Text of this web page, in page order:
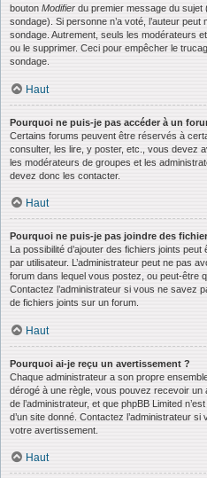
bouton Modifier du premier message du sujet
sondage). Si personne n’a voté, l’auteur
sondage. Autrement, seuls les modérateurs
ou le supprimer. Ceci pour empêcher le
sondage.
Haut
Pourquoi ne puis-je pas accéder à un
Certains forums peuvent être réservés à
consulter, les lire, y poster, etc., vous devez
les modérateurs de groupes et les
devez donc les contacter.
Haut
Pourquoi ne puis-je pas joindre des
La possibilité d’ajouter des fichiers joints
par utilisateur. L’administrateur peut ne pas
forum dans lequel vous postez, ou peut-être
Contactez l’administrateur si vous ne savez
de fichiers joints sur un forum.
Haut
Pourquoi ai-je reçu un avertissement ?
Chaque administrateur a son propre
dérogé à une règle, vous pouvez recevoir un
de l’administrateur, et que phpBB Limited
d’un site donné. Contactez l’administrateur
votre avertissement.
Haut